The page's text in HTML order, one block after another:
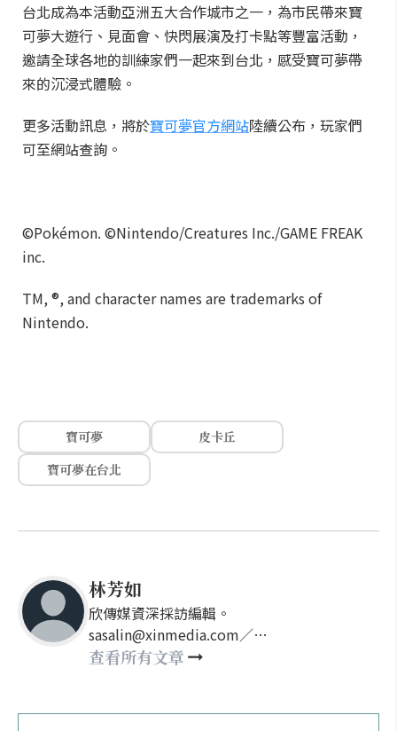
台北成為本活動亞洲五大合作城市之一，為市民帶來寶
可夢大遊行、見面會、快閃展演及打卡點等豐富活動，
邀請全球各地的訓練家們一起來到台北，感受寶可夢帶
來的沉浸式體驗。
更多活動訊息，將於寶可夢官方網站陸續公布，玩家們
可至網站查詢。
©Pokémon. ©Nintendo/Creatures Inc./GAME FREAK
inc.
TM, ®, and character names are trademarks of
Nintendo.
寶可夢
皮卡丘
寶可夢在台北
林芳如
欣傳媒資深採訪編輯。
sasalin@xinmedia.com／
happy21917@gmail.com
查看所有文章